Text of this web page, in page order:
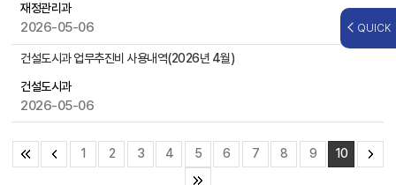
제
재정관리과
2026-05-06
건설도시과 업무추진비 사용내역(2026년 4월)
건설도시과
2026-05-06
1 2 3 4 5 6 7 8 9 10
QUICK